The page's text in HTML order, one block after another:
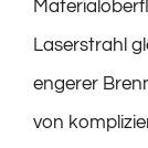
Laserstrahl
engerer
von